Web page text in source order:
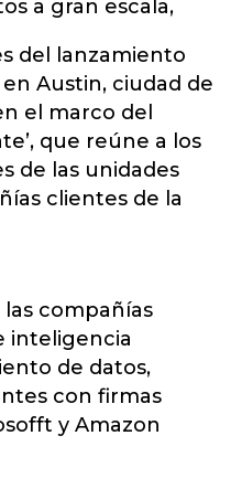
a gran escala,
del lanzamiento
Austin, ciudad de
el marco del
que reúne a los
de las unidades
clientes de la
compañías
inteligencia
de datos,
con firmas
y Amazon